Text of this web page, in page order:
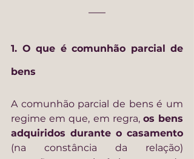
1. O que é comunhão parcial de
bens
A comunhão parcial de bens é um
regime em que, em regra, os bens
adquiridos durante o casamento
(na constância da relação)